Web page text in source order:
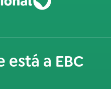
está a EBC